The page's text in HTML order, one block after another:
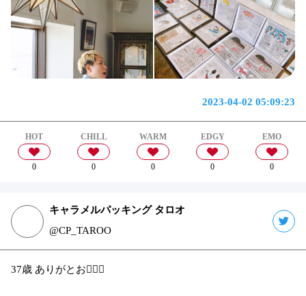
2023-04-02 05:09:23
HOT
0
CHILL
0
WARM
0
EDGY
0
EMO
0
キャラメルパッキング タロオ
@CP_TAROO
37歳 ありがとお👍🏻✨